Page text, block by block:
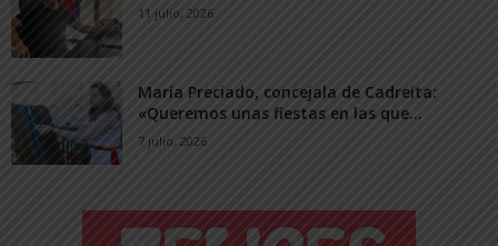
11 julio, 2026
María Preciado, concejala de Cadreita:
«Queremos unas fiestas en las que...
7 julio, 2026